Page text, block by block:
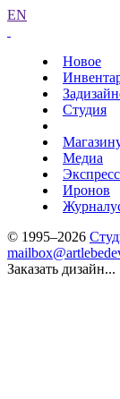
EN
Новое
Студия
Медиа
Экспресс
Иронов
© 1995–2026
Заказать дизайн...